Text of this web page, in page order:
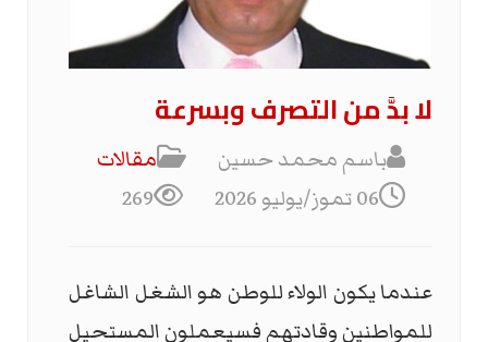
لا بدَّ من التصرف وبسرعة
باسم محمد حسين
مقالات
06 تموز/يوليو 2026
269
عندما يكون الولاء للوطن هو الشغل الشاغل
للمواطنين وقادتهم فسيعملون المستحيل